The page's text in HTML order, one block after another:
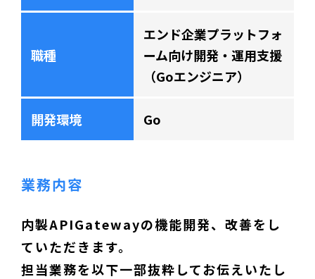
職種
エンド企業プラットフォ
ーム向け開発・運用支援
（Goエンジニア）
開発環境 Go
業務内容
内製APIGatewayの機能開発、改善をし
ていただきます。
担当業務を以下一部抜粋してお伝えいたし